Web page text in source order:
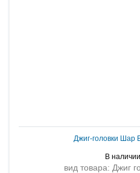
Джиг-головки Шар
В
вид товара: Джиг